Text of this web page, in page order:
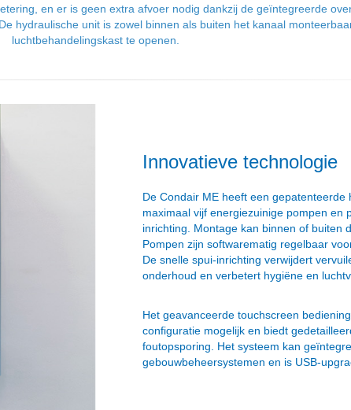
en er is geen extra afvoer nodig dankzij de geïntegreerde
hydraulische unit is zowel binnen als buiten het kanaal
luchtbehandelingskast te openen.
Innovatieve technologie
De Condair ME heeft een gepatenteerde
maximaal vijf energiezuinige pompen en
inrichting. Montage kan binnen of buiten
Pompen zijn softwarematig regelbaar
De snelle spui-inrichting verwijdert
onderhoud en verbetert hygiëne en
Het geavanceerde touchscreen
configuratie mogelijk en biedt
foutopsporing. Het systeem kan
gebouwbeheersystemen en is USB-